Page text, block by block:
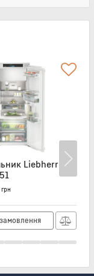
Liebherr
IRBCI4551
грн